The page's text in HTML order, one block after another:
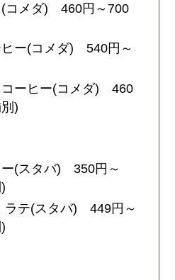
(コメダ) 460円～700
ヒー(コメダ) 540円～
コーヒー(コメダ) 460
)
ー(スタバ) 350円～
ラテ(スタバ) 449円～